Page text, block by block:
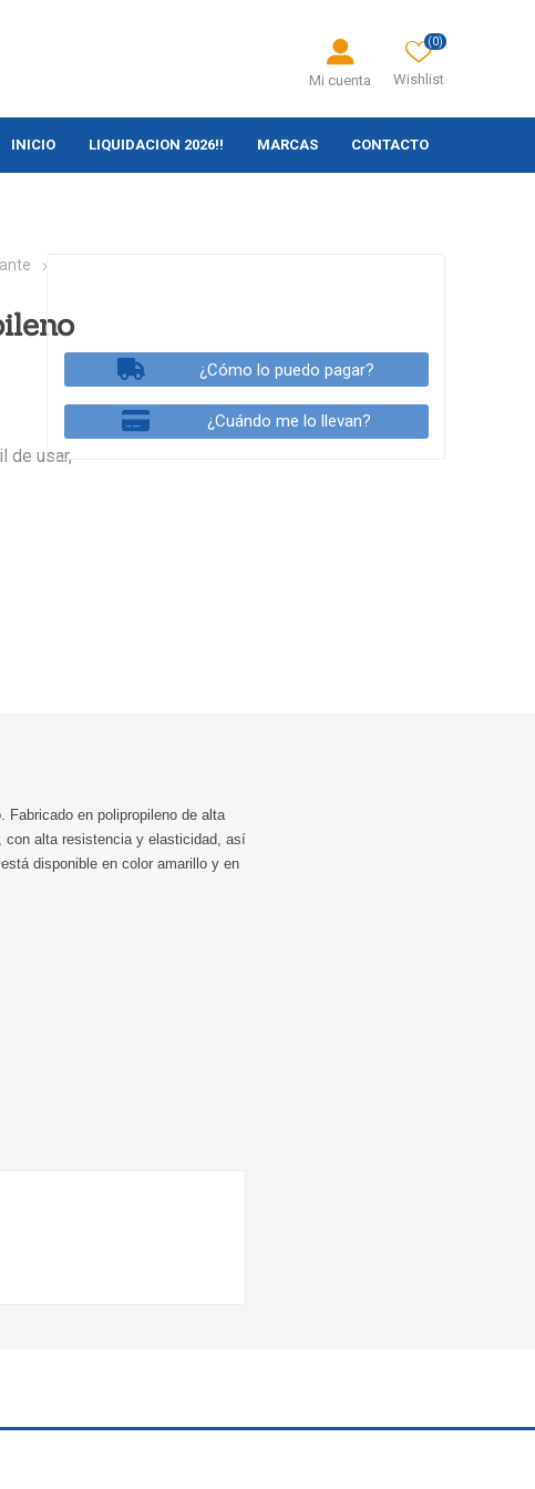
Mi cuenta Wishlist
(0)
INICIO LIQUIDACION 2026!! MARCAS CONTACTO
de usar,
¿Cómo lo puedo pagar?
¿Cuándo me lo llevan?
Fabricado en polipropileno de alta
con alta resistencia y elasticidad, así
disponible en color amarillo y en